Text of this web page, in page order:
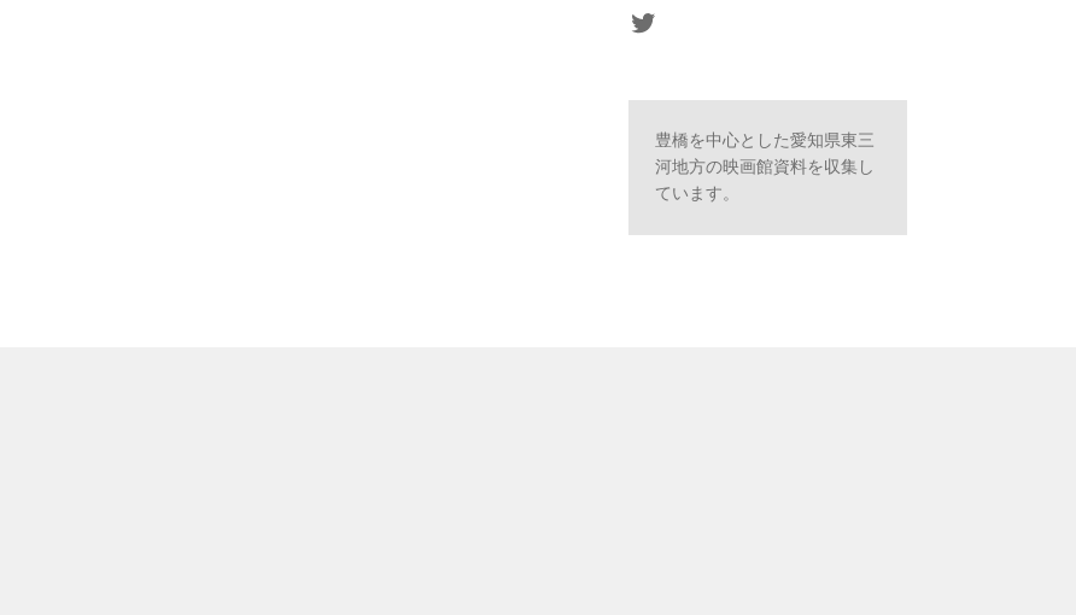
sasaki's Twitter
豊橋を中心とした愛知県東三
河地方の映画館資料を収集し
ています。